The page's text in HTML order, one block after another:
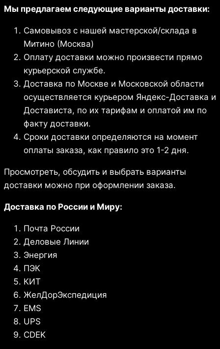
Мы предлагаем следующие варианты доставки:
Самовывоз с нашей мастерской/склада в
Митино (Москва)
Оплату доставки можно произвести прямо
курьерской службе.
Доставка по Москве и Московской области
осуществляется курьером Яндекс-Доставка и
Достависта, по их тарифам и оплатой им по
факту доставки.
Сроки доставки определяются на момент
оплаты заказа, как правило это 1-2 дня.
Просмотреть, обсудить и выбрать варианты
доставки можно при оформлении заказа.
Доставка по России и Миру:
Почта России
Деловые Линии
Энергия
ПЭК
КИТ
ЖелДорЭкспедиция
EMS
UPS
CDEK